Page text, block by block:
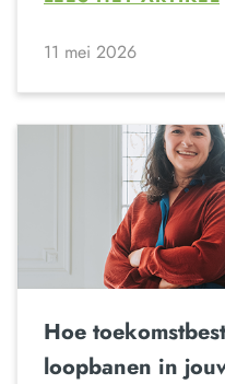
11 mei 2026
Hoe
loopbanen in